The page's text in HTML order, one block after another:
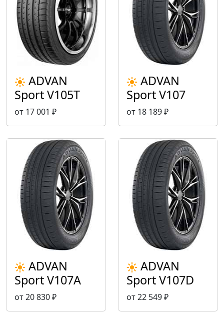
ADVAN
Sport V105T
от 17 001 ₽
ADVAN
Sport V107
от 18 189 ₽
ADVAN
Sport V107A
от 20 830 ₽
ADVAN
Sport V107D
от 22 549 ₽